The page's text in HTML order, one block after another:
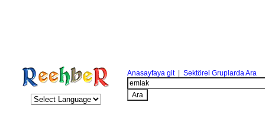
Anasayfaya git| Sektörel Gruplarda Ara